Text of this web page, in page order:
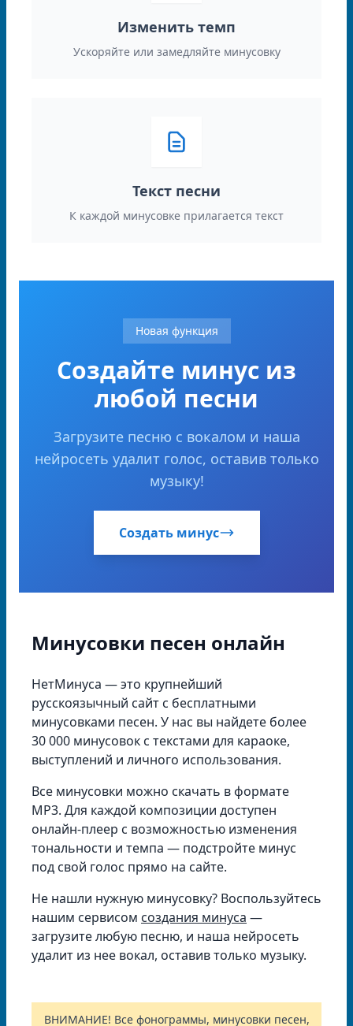
Изменить темп
Ускоряйте или замедляйте минусовку
Текст песни
К каждой минусовке прилагается текст
Новая функция
Создайте минус из
любой песни
Загрузите песню с вокалом и наша
нейросеть удалит голос, оставив только
музыку!
Создать минус
Минусовки песен онлайн
НетМинуса — это крупнейший
русскоязычный сайт с бесплатными
минусовками песен. У нас вы найдете более
30 000 минусовок с текстами для караоке,
выступлений и личного использования.
Все минусовки можно скачать в формате
MP3. Для каждой композиции доступен
онлайн-плеер с возможностью изменения
тональности и темпа — подстройте минус
под свой голос прямо на сайте.
Не нашли нужную минусовку? Воспользуйтесь
нашим сервисом создания минуса —
загрузите любую песню, и наша нейросеть
удалит из нее вокал, оставив только музыку.
ВНИМАНИЕ! Все фонограммы, минусовки песен,